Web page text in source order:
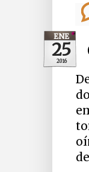
ENE
25
2016